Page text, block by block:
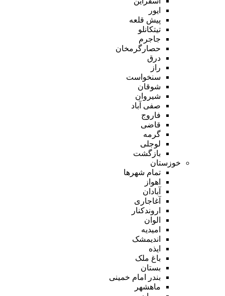
ایور
پیش قلعه
تیتکانلو
جاجرم
حصارگرمخان
درق
راز
سنخواست
شوقان
شیروان
صفی آباد
فاروج
قاضی
گرمه
لوجلی
بازگشت
خوزستان
تمام شهر‌ها
اهواز
آبادان
آغاجاری
اروندکنار
الوان
امیدیه
اندیمشک
ایذه
باغ ملک
بستان
بندر امام خمینی
ماهشهر